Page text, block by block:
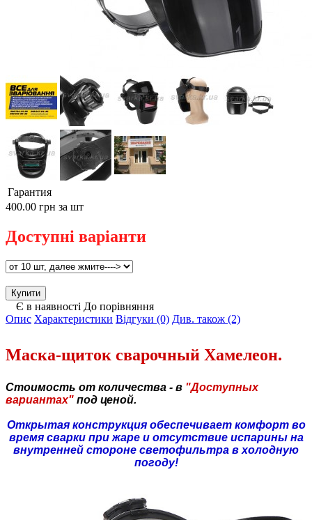
Гарантия
400.00 грн за шт
Доступні варіанти
Є в наявності До порівняння
Опис Характеристики Відгуки (0) Див. також (2)
Маска-щиток сварочный Хамелеон.
Стоимость от количества - в "Доступных
вариантах" под ценой.
Открытая конструкция обеспечивает комфорт во
время сварки при жаре и отсутствие испарины на
внутренней стороне светофильтра в холодную
погоду!